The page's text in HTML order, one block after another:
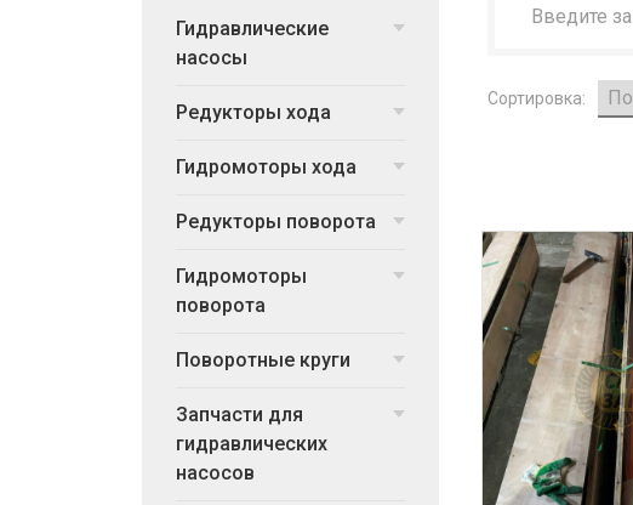
Гидравлические
насосы
Редукторы хода
Гидромоторы хода
Редукторы поворота
Гидромоторы
поворота
Поворотные круги
Запчасти для
гидравлических
насосов
Сортировка: